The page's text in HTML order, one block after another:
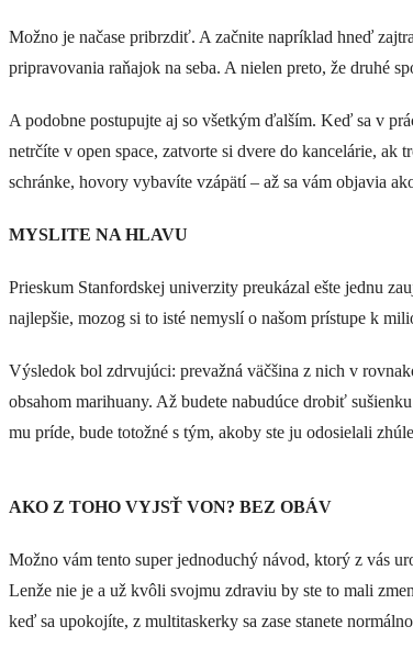
Možno je načase pribrzdiť. A začnite napríklad hneď
pripravovania raňajok na seba. A nielen preto, že druhé
A podobne postupujte aj so všetkým ďalším. Keď sa v
netrčíte v open space, zatvorte si dvere do kancelárie,
schránke, hovory vybavíte vzápätí – až sa vám objavia
MYSLITE NA HLAVU
Prieskum Stanfordskej univerzity preukázal ešte jednu
najlepšie, mozog si to isté nemyslí o našom prístupe k
Výsledok bol zdrvujúci: prevažná väčšina z nich v
obsahom marihuany. Až budete nabudúce drobiť
mu príde, bude totožné s tým, akoby ste ju odosielali
AKO Z TOHO VYJSŤ VON? BEZ OBÁV
Možno vám tento super jednoduchý návod, ktorý z vás
Lenže nie je a už kvôli svojmu zdraviu by ste to mali
keď sa upokojíte, z multitaskerky sa zase stanete